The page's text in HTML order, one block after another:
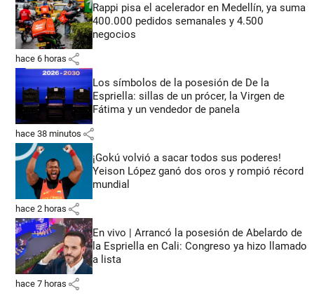
Rappi pisa el acelerador en Medellín, ya suma
400.000 pedidos semanales y 4.500
negocios
hace 6 horas share
Los símbolos de la posesión de De la
Espriella: sillas de un prócer, la Virgen de
Fátima y un vendedor de panela
hace 38 minutos share
¡Gokú volvió a sacar todos sus poderes!
Yeison López ganó dos oros y rompió récord
mundial
hace 2 horas share
En vivo | Arrancó la posesión de Abelardo de
la Espriella en Cali: Congreso ya hizo llamado
a lista
hace 7 horas share